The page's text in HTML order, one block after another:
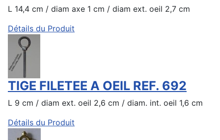
L 14,4 cm / diam axe 1 cm / diam ext. oeil 2,7 cm
Détails du Produit
TIGE FILETEE A OEIL REF. 692
L 9 cm / diam ext. oeil 2,6 cm / diam. int. oeil 1,6 cm
Détails du Produit